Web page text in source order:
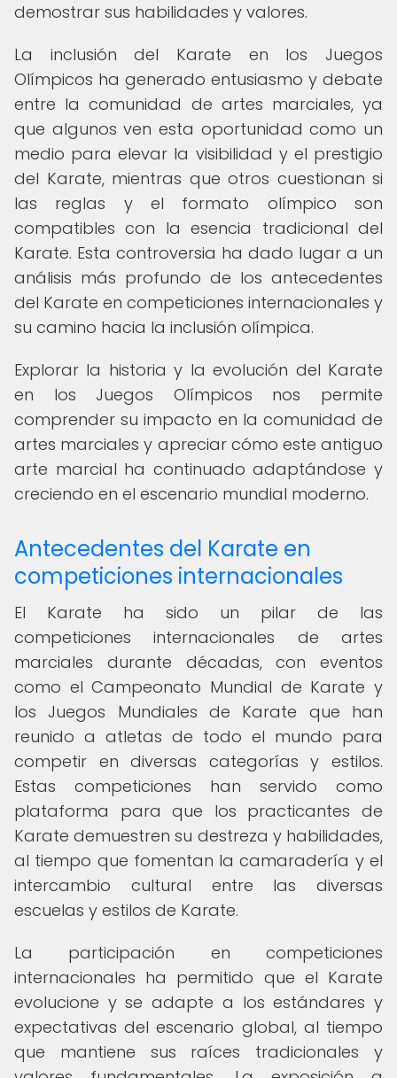
demostrar sus habilidades y valores.
La inclusión del Karate en los Juegos
Olímpicos ha generado entusiasmo y debate
entre la comunidad de artes marciales, ya
que algunos ven esta oportunidad como un
medio para elevar la visibilidad y el prestigio
del Karate, mientras que otros cuestionan si
las reglas y el formato olímpico son
compatibles con la esencia tradicional del
Karate. Esta controversia ha dado lugar a un
análisis más profundo de los antecedentes
del Karate en competiciones internacionales y
su camino hacia la inclusión olímpica.
Explorar la historia y la evolución del Karate
en los Juegos Olímpicos nos permite
comprender su impacto en la comunidad de
artes marciales y apreciar cómo este antiguo
arte marcial ha continuado adaptándose y
creciendo en el escenario mundial moderno.
Antecedentes del Karate en
competiciones internacionales
El Karate ha sido un pilar de las
competiciones internacionales de artes
marciales durante décadas, con eventos
como el Campeonato Mundial de Karate y
los Juegos Mundiales de Karate que han
reunido a atletas de todo el mundo para
competir en diversas categorías y estilos.
Estas competiciones han servido como
plataforma para que los practicantes de
Karate demuestren su destreza y habilidades,
al tiempo que fomentan la camaradería y el
intercambio cultural entre las diversas
escuelas y estilos de Karate.
La participación en competiciones
internacionales ha permitido que el Karate
evolucione y se adapte a los estándares y
expectativas del escenario global, al tiempo
que mantiene sus raíces tradicionales y